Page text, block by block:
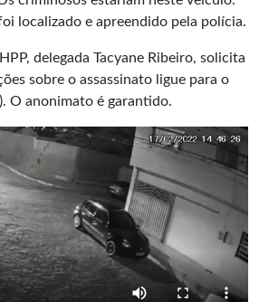
localizado e apreendido pela polícia.
delegada Tacyane Ribeiro, solicita
sobre o assassinato ligue para o
O anonimato é garantido.